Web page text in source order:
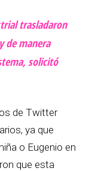
trasladaron
de manera
solicitó
de Twitter
ya que
o Eugenio en
que esta